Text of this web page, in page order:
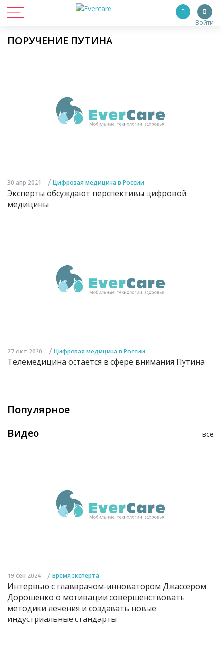
Войти
ПОРУЧЕНИЕ ПУТИНА
30 апр 2021 / Цифровая медицина в России
Эксперты обсуждают перспективы цифровой
медицины
27 окт 2020 / Цифровая медицина в России
Телемедицина остается в сфере внимания Путина
Популярное
все
Видео
19 сен 2024 / Время эксперта
Интервью с главврачом-инноватором Джассером
Дорошенко о мотивации совершенствовать
методики лечения и создавать новые
индустриальные стандарты